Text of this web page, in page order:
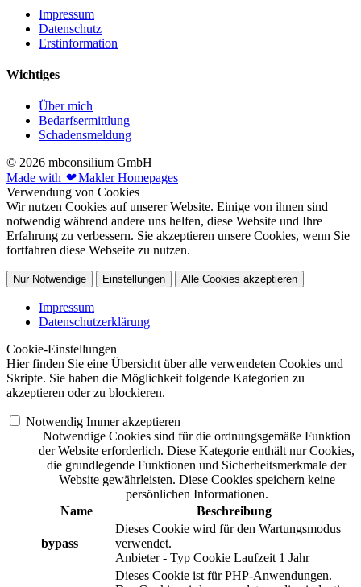
Impressum
Datenschutz
Erstinformation
Wichtiges
Über mich
Bedarfsermittlung
Schadensmeldung
© 2026 mbconsilium GmbH
Made with ❤Makler Homepages
Verwendung von Cookies
Wir nutzen Cookies auf unserer Website. Einige von ihnen sind
notwendig während andere uns helfen, diese Website und Ihre
Erfahrung zu verbessern. Sie akzeptieren unsere Cookies, wenn Sie
fortfahren diese Webseite zu nutzen.
Nur Notwendige Einstellungen Alle Cookies akzeptieren
Impressum
Datenschutzerklärung
Cookie-Einstellungen
Hier finden Sie eine Übersicht über alle verwendeten Cookies und
Skripte. Sie haben die Möglichkeit folgende Kategorien zu
akzeptieren oder zu blockieren.
Notwendig Immer akzeptieren
Notwendige Cookies sind für die ordnungsgemäße Funktion
der Website erforderlich. Diese Kategorie enthält nur Cookies,
die grundlegende Funktionen und Sicherheitsmerkmale der
Website gewährleisten. Diese Cookies speichern keine
persönlichen Informationen.
Name
Beschreibung
bypass
Dieses Cookie wird für den Wartungsmodus
verwendet.
Anbieter - Typ Cookie Laufzeit 1 Jahr
Dieses Cookie ist für PHP-Anwendungen.